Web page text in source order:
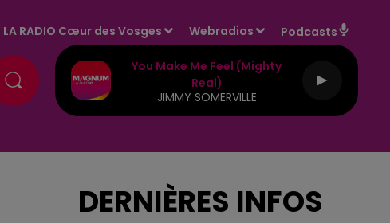
LA RADIO Cœur des Vosges Webradios Podcasts
You Make Me Feel (mighty
Real)
JIMMY SOMERVILLE
DERNIÈRES INFOS